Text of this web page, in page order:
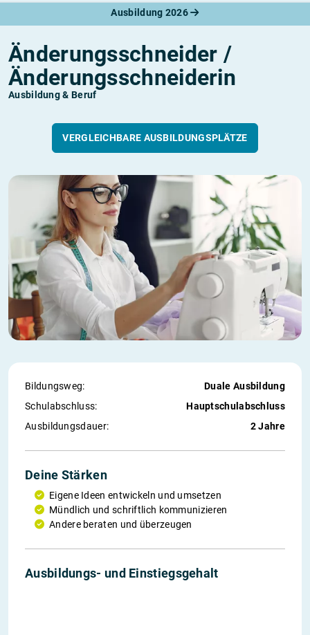
Ausbildung 2026
Änderungsschneider /
Änderungsschneiderin
Ausbildung & Beruf
VERGLEICHBARE AUSBILDUNGSPLÄTZE
Bildungsweg:
Duale Ausbildung
Schul­abschluss:
Hauptschulabschluss
Ausbildungs­dauer:
2 Jahre
Deine Stärken
Eigene Ideen entwickeln und umsetzen
Mündlich und schriftlich kommunizieren
Andere beraten und überzeugen
Ausbildungs- und Einstiegs­gehalt
800 €
875 €
2.500 €